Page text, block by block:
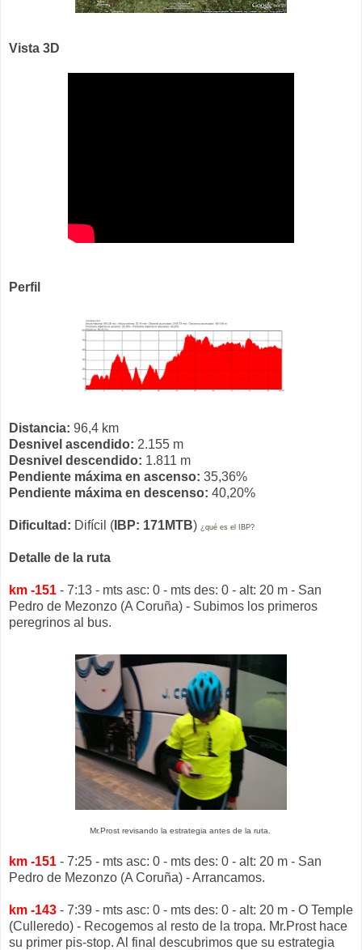
Vista 3D
Perfil
Distancia: 96,4 km
Desnivel ascendido: 2.155 m
Desnivel descendido: 1.811 m
Pendiente máxima en ascenso: 35,36%
Pendiente máxima en descenso: 40,20%
Dificultad: Difícil ( IBP: 171MTB) ¿qué es el IBP?
Detalle de la ruta
km -151 - 7:13 - mts asc: 0 - mts des: 0 - alt: 20 m - San
Pedro de Mezonzo (A Coruña) - Subimos los primeros
peregrinos al bus.
Mr.Prost revisando la estrategia antes de la ruta.
km -151 - 7:25 - mts asc: 0 - mts des: 0 - alt: 20 m - San
Pedro de Mezonzo (A Coruña) - Arrancamos.
km -143 - 7:39 - mts asc: 0 - mts des: 0 - alt: 20 m - O Temple
(Culleredo) - Recogemos al resto de la tropa. Mr.Prost hace
su primer pis-stop. Al final descubrimos que su estrategia